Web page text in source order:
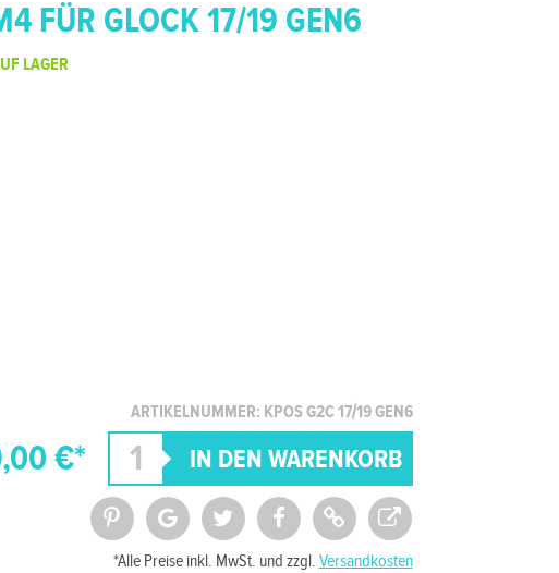
FÜR GLOCK 17/19 GEN6
ARTIKELNUMMER: KPOS G2C 17/19 GEN6
LAGER
€*
*Alle Preise inkl. MwSt. und zzgl. Versandkosten